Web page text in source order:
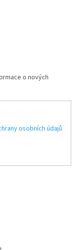
o nových
osobních údajů